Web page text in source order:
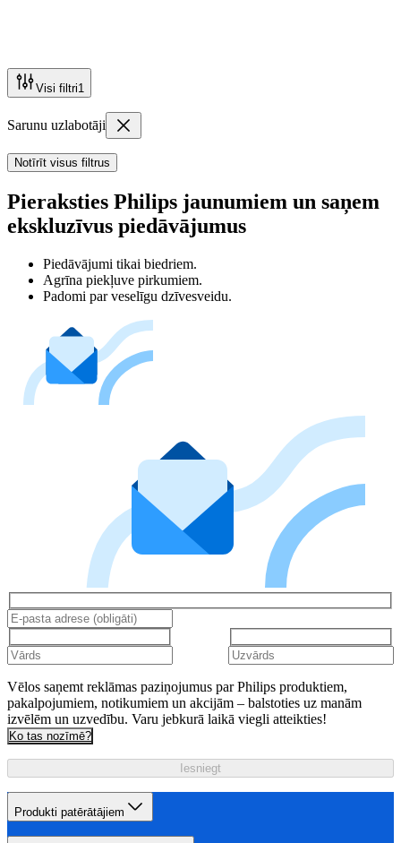
Visi filtri1
Sarunu uzlabotāji
Notīrīt visus filtrus
Pieraksties Philips jaunumiem un saņem
ekskluzīvus piedāvājumus
Piedāvājumi tikai biedriem.
Agrīna piekļuve pirkumiem.
Padomi par veselīgu dzīvesveidu.
Vēlos saņemt reklāmas paziņojumus par Philips produktiem,
pakalpojumiem, notikumiem un akcijām – balstoties uz manām
izvēlēm un uzvedību. Varu jebkurā laikā viegli atteikties!
Ko tas nozīmē?
Iesniegt
Produkti patērātājiem